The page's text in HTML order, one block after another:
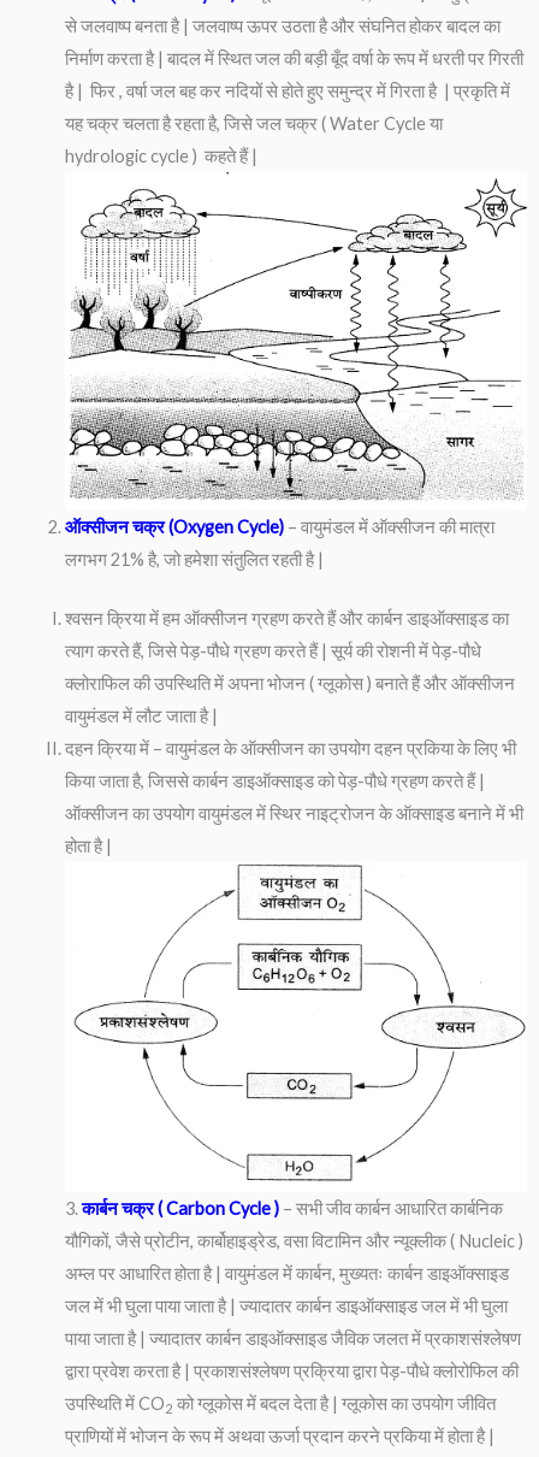
से जलवाष्प बनता है | जलवाष्प ऊपर उठता है और संघनित होकर बादल का
निर्माण करता है | बादल में स्थित जल की बड़ी बूँद वर्षा के रूप में धरती पर गिरती
है | फिर , वर्षा जल बह कर नदियों से होते हुए समुन्द्र में गिरता है | प्रकृति में
यह चक्र चलता है रहता है, जिसे जल चक्र ( Water Cycle या
hydrologic cycle ) कहते हैं |
ऑक्सीजन चक्र (Oxygen Cycle)– वायुमंडल में ऑक्सीजन की मात्रा
लगभग 21% है, जो हमेशा संतुलित रहती है |
श्वसन क्रिया में हम ऑक्सीजन ग्रहण करते हैं और कार्बन डाइऑक्साइड का
त्याग करते हैं, जिसे पेड़-पौधे ग्रहण करते हैं | सूर्य की रोशनी में पेड़-पौधे
क्लोराफिल की उपस्थिति में अपना भोजन ( ग्लूकोस ) बनाते हैं और ऑक्सीजन
वायुमंडल में लौट जाता है |
दहन क्रिया में – वायुमंडल के ऑक्सीजन का उपयोग दहन प्रकिया के लिए भी
किया जाता है, जिससे कार्बन डाइऑक्साइड को पेड़-पौधे ग्रहण करते हैं |
ऑक्सीजन का उपयोग वायुमंडल में स्थिर नाइट्रोजन के ऑक्साइड बनाने में भी
होता है |
3.कार्बन चक्र ( Carbon Cycle ) – सभी जीव कार्बन आधारित कार्बनिक
यौगिकों, जैसे प्रोटीन, कार्बोहाइड्रेड, वसा विटामिन और न्यूक्लीक ( Nucleic )
अम्ल पर आधारित होता है | वायुमंडल में कार्बन, मुख्यतः कार्बन डाइऑक्साइड
जल में भी घुला पाया जाता है | ज्यादातर कार्बन डाइऑक्साइड जल में भी घुला
पाया जाता है | ज्यादातर कार्बन डाइऑक्साइड जैविक जलत में प्रकाशसंश्लेषण
द्वारा प्रवेश करता है | प्रकाशसंश्लेषण प्रक्रिया द्वारा पेड़-पौधे क्लोरोफिल की
उपस्थिति में CO2 को ग्लूकोस में बदल देता है | ग्लूकोस का उपयोग जीवित
प्राणियों में भोजन के रूप में अथवा ऊर्जा प्रदान करने प्रकिया में होता है |